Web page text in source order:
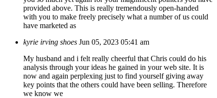
provided above. This is really tremendously open-handed
with you to make freely precisely what a number of us could
have marketed as
kyrie irving shoes Jun 05, 2023 05:41 am
My husband and i felt really cheerful that Chris could do his
analysis through your ideas he gained in your web site. It is
now and again perplexing just to find yourself giving away
key points that the others could have been selling. Therefore
we know we